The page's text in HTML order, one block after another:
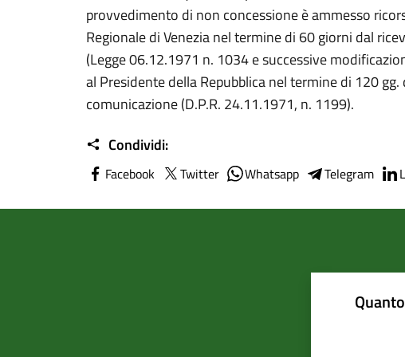
provvedimento di non concessione è ammesso
Regionale di Venezia nel termine di 60 giorni dal
(Legge 06.12.1971 n. 1034 e successive
al Presidente della Repubblica nel termine di 120
comunicazione (D.P.R. 24.11.1971, n. 1199).
Condividi:
Facebook Twitter Whatsapp Telegram